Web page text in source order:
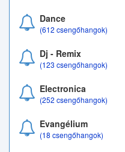
Dance
(612 csengőhangok)
Dj - Remix
(123 csengőhangok)
Electronica
(252 csengőhangok)
Evangélium
(18 csengőhangok)